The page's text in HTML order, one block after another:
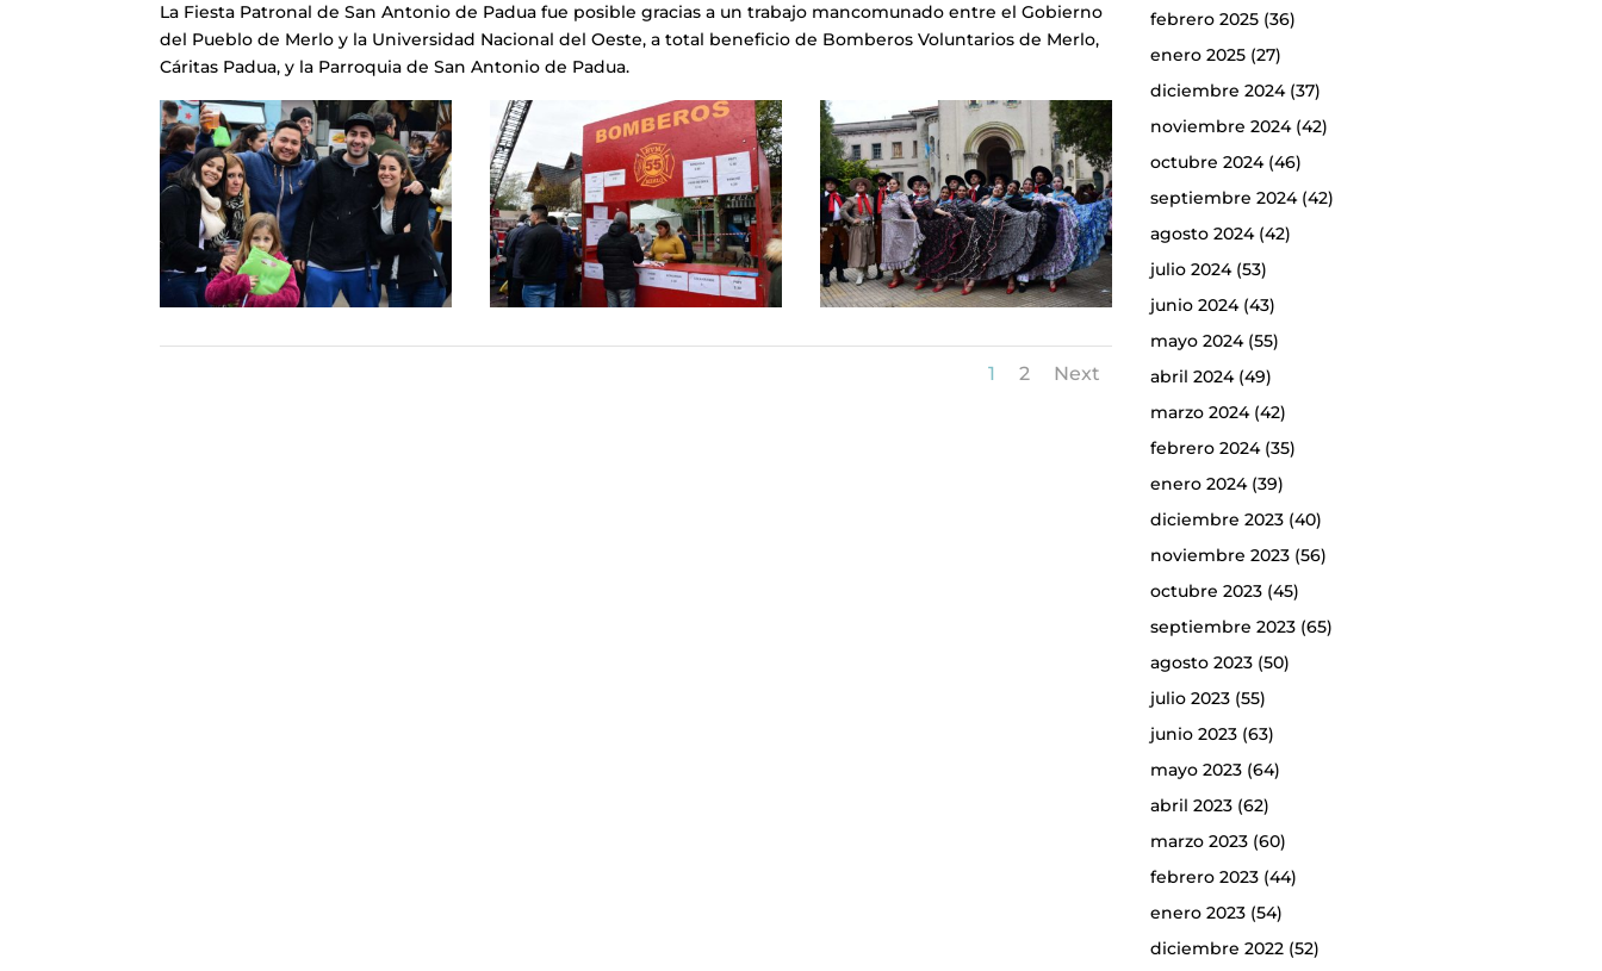
La Fiesta Patronal de San Antonio de Padua fue posible gracias a un trabajo mancomunado entre el Gobierno
del Pueblo de Merlo y la Universidad Nacional del Oeste, a total beneficio de Bomberos Voluntarios de Merlo,
Cáritas Padua, y la Parroquia de San Antonio de Padua.
1 2 Next
febrero 2025(36)
enero 2025(27)
diciembre 2024(37)
noviembre 2024(42)
octubre 2024(46)
septiembre 2024(42)
agosto 2024(42)
julio 2024(53)
junio 2024(43)
mayo 2024(55)
abril 2024(49)
marzo 2024(42)
febrero 2024(35)
enero 2024(39)
diciembre 2023(40)
noviembre 2023(56)
octubre 2023(45)
septiembre 2023(65)
agosto 2023(50)
julio 2023(55)
junio 2023(63)
mayo 2023(64)
abril 2023(62)
marzo 2023(60)
febrero 2023(44)
enero 2023(54)
diciembre 2022(52)